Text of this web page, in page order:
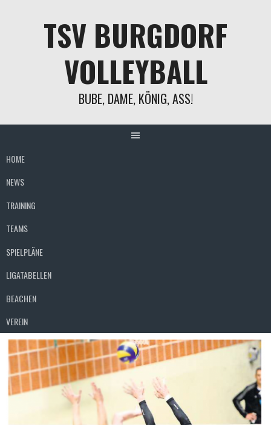
TSV BURGDORF
VOLLEYBALL
BUBE, DAME, KÖNIG, ASS!
HOME
NEWS
TRAINING
TEAMS
SPIELPLÄNE
LIGATABELLEN
BEACHEN
VEREIN